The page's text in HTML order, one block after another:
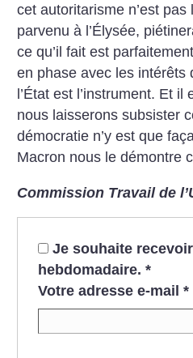
cet autoritarisme n’est pas
parvenu à l’Élysée,
ce qu’il fait est
en phase avec les intérêts
l’État est l’instrument. Et
nous laisserons subsister
démocratie n’y est que
Macron nous le démontre
Commission Travail de
Je souhaite
hebdomadaire. *
Votre adresse e-mail *